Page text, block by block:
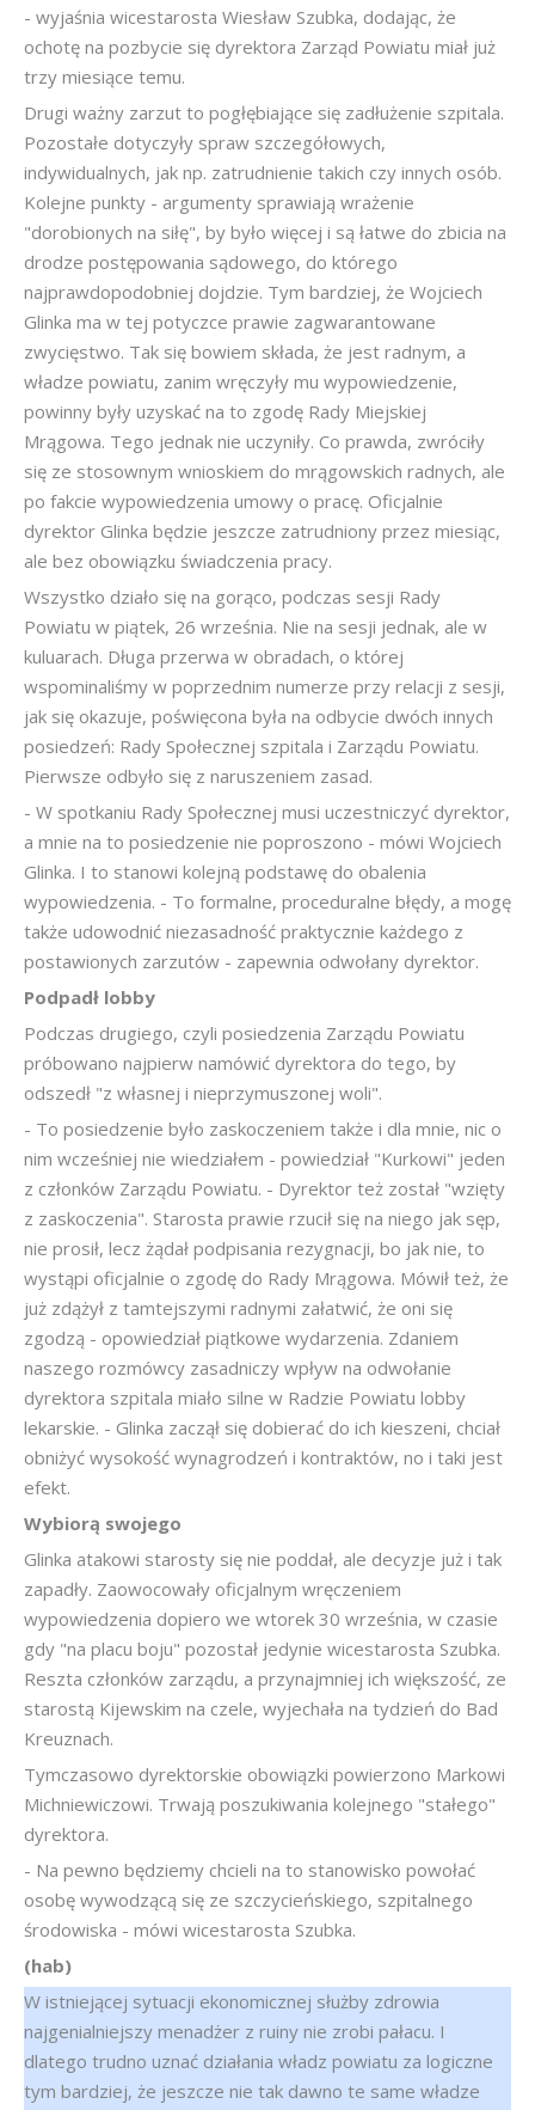
- wyjaśnia wicestarosta Wiesław Szubka, dodając, że
ochotę na pozbycie się dyrektora Zarząd Powiatu miał już
trzy miesiące temu.
Drugi ważny zarzut to pogłębiające się zadłużenie szpitala.
Pozostałe dotyczyły spraw szczegółowych,
indywidualnych, jak np. zatrudnienie takich czy innych osób.
Kolejne punkty - argumenty sprawiają wrażenie
"dorobionych na siłę", by było więcej i są łatwe do zbicia na
drodze postępowania sądowego, do którego
najprawdopodobniej dojdzie. Tym bardziej, że Wojciech
Glinka ma w tej potyczce prawie zagwarantowane
zwycięstwo. Tak się bowiem składa, że jest radnym, a
władze powiatu, zanim wręczyły mu wypowiedzenie,
powinny były uzyskać na to zgodę Rady Miejskiej
Mrągowa. Tego jednak nie uczyniły. Co prawda, zwróciły
się ze stosownym wnioskiem do mrągowskich radnych, ale
po fakcie wypowiedzenia umowy o pracę. Oficjalnie
dyrektor Glinka będzie jeszcze zatrudniony przez miesiąc,
ale bez obowiązku świadczenia pracy.
Wszystko działo się na gorąco, podczas sesji Rady
Powiatu w piątek, 26 września. Nie na sesji jednak, ale w
kuluarach. Długa przerwa w obradach, o której
wspominaliśmy w poprzednim numerze przy relacji z sesji,
jak się okazuje, poświęcona była na odbycie dwóch innych
posiedzeń: Rady Społecznej szpitala i Zarządu Powiatu.
Pierwsze odbyło się z naruszeniem zasad.
- W spotkaniu Rady Społecznej musi uczestniczyć dyrektor,
a mnie na to posiedzenie nie poproszono - mówi Wojciech
Glinka. I to stanowi kolejną podstawę do obalenia
wypowiedzenia. - To formalne, proceduralne błędy, a mogę
także udowodnić niezasadność praktycznie każdego z
postawionych zarzutów - zapewnia odwołany dyrektor.
Podpadł lobby
Podczas drugiego, czyli posiedzenia Zarządu Powiatu
próbowano najpierw namówić dyrektora do tego, by
odszedł "z własnej i nieprzymuszonej woli".
- To posiedzenie było zaskoczeniem także i dla mnie, nic o
nim wcześniej nie wiedziałem - powiedział "Kurkowi" jeden
z członków Zarządu Powiatu. - Dyrektor też został "wzięty
z zaskoczenia". Starosta prawie rzucił się na niego jak sęp,
nie prosił, lecz żądał podpisania rezygnacji, bo jak nie, to
wystąpi oficjalnie o zgodę do Rady Mrągowa. Mówił też, że
już zdążył z tamtejszymi radnymi załatwić, że oni się
zgodzą - opowiedział piątkowe wydarzenia. Zdaniem
naszego rozmówcy zasadniczy wpływ na odwołanie
dyrektora szpitala miało silne w Radzie Powiatu lobby
lekarskie. - Glinka zaczął się dobierać do ich kieszeni, chciał
obniżyć wysokość wynagrodzeń i kontraktów, no i taki jest
efekt.
Wybiorą swojego
Glinka atakowi starosty się nie poddał, ale decyzje już i tak
zapadły. Zaowocowały oficjalnym wręczeniem
wypowiedzenia dopiero we wtorek 30 września, w czasie
gdy "na placu boju" pozostał jedynie wicestarosta Szubka.
Reszta członków zarządu, a przynajmniej ich większość, ze
starostą Kijewskim na czele, wyjechała na tydzień do Bad
Kreuznach.
Tymczasowo dyrektorskie obowiązki powierzono Markowi
Michniewiczowi. Trwają poszukiwania kolejnego "stałego"
dyrektora.
- Na pewno będziemy chcieli na to stanowisko powołać
osobę wywodzącą się ze szczycieńskiego, szpitalnego
środowiska - mówi wicestarosta Szubka.
(hab)
W istniejącej sytuacji ekonomicznej służby zdrowia
najgenialniejszy menadżer z ruiny nie zrobi pałacu. I
dlatego trudno uznać działania władz powiatu za logiczne
tym bardziej, że jeszcze nie tak dawno te same władze